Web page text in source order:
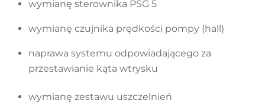
wymianę sterownika PSG 5
wymianę czujnika prędkości pompy (hall)
naprawa systemu odpowiadającego za
przestawianie kąta wtrysku
wymianę zestawu uszczelnień